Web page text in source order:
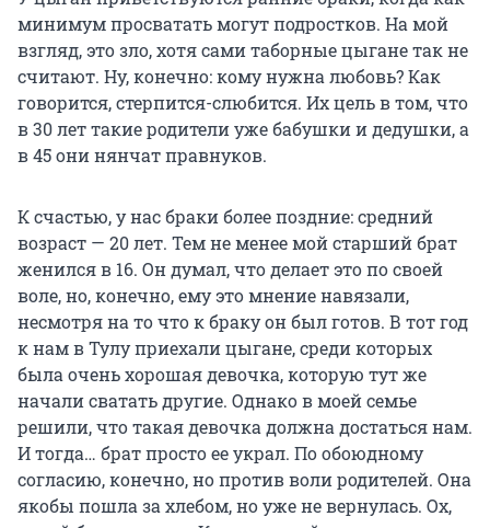
минимум просватать могут подростков. На мой
взгляд, это зло, хотя сами таборные цыгане так не
считают. Ну, конечно: кому нужна любовь? Как
говорится, стерпится-слюбится. Их цель в том, что
в 30 лет такие родители уже бабушки и дедушки, а
в 45 они нянчат правнуков.
К счастью, у нас браки более поздние: средний
возраст — 20 лет. Тем не менее мой старший брат
женился в 16. Он думал, что делает это по своей
воле, но, конечно, ему это мнение навязали,
несмотря на то что к браку он был готов. В тот год
к нам в Тулу приехали цыгане, среди которых
была очень хорошая девочка, которую тут же
начали сватать другие. Однако в моей семье
решили, что такая девочка должна достаться нам.
И тогда… брат просто ее украл. По обоюдному
согласию, конечно, но против воли родителей. Она
якобы пошла за хлебом, но уже не вернулась. Ох,